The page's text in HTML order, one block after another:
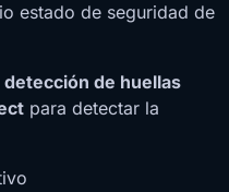
estado de seguridad de
de huellas
para detectar la